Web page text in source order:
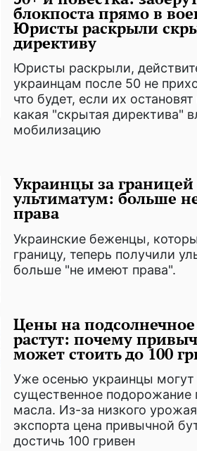
блокпоста прямо в
Юристы раскрыли
директиву
Юристы раскрыли,
украинцам после 50 не
что будет, если их
какая "скрытая директива"
мобилизацию
Украинцы за
ультиматум: больше
права
Украинские беженцы,
границу, теперь получили
больше "не имеют права".
Цены на
растут: почему
может стоить до 100
Уже осенью украинцы
существенное подорожание
масла. Из-за низкого
экспорта цена привычной
достичь 100 гривен